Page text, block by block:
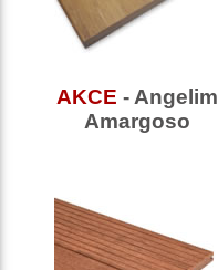
AKCE - Angelim
Amargoso